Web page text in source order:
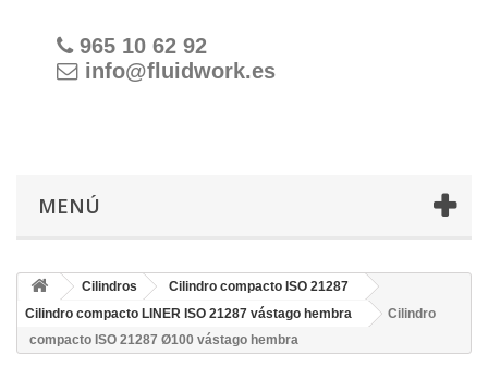
965 10 62 92
info@fluidwork.es
MENÚ
Cilindros
Cilindro compacto ISO 21287
Cilindro compacto LINER ISO 21287 vástago hembra
Cilindro
compacto ISO 21287 Ø100 vástago hembra